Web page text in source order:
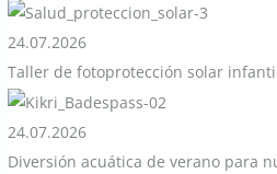
24.07.2026
Taller de fotoprotección solar
24.07.2026
Diversión acuática de verano para